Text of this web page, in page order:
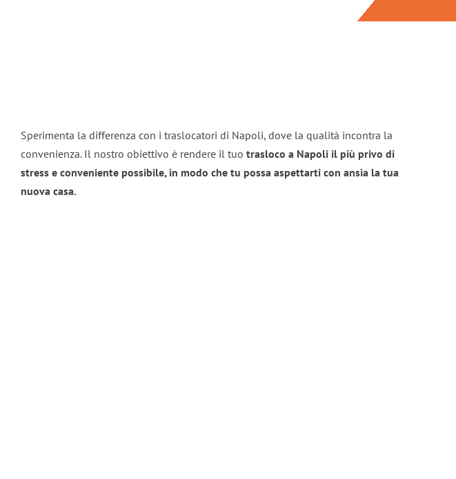
Sperimenta la differenza con i traslocatori di Napoli, dove la qualità incontra la
convenienza. Il nostro obiettivo è rendere il tuo trasloco a Napoli il più privo di
stress e conveniente possibile, in modo che tu possa aspettarti con ansia la tua
nuova casa.